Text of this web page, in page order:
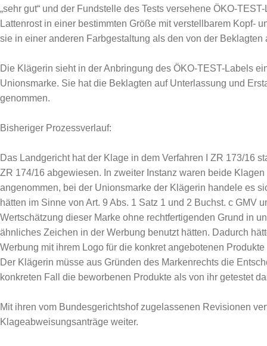
„sehr gut“ und der Fundstelle des Tests versehene ÖKO-
Lattenrost in einer bestimmten Größe mit verstellbarem Kopf-
sie in einer anderen Farbgestaltung als den von der Beklagten
Die Klägerin sieht in der Anbringung des ÖKO-TEST-Labels
Unionsmarke. Sie hat die Beklagten auf Unterlassung und
genommen.
Bisheriger Prozessverlauf:
Das Landgericht hat der Klage in dem Verfahren I ZR 173/16
ZR 174/16 abgewiesen. In zweiter Instanz waren beide
angenommen, bei der Unionsmarke der Klägerin handele es
hätten im Sinne von Art. 9 Abs. 1 Satz 1 und 2 Buchst. c GMV
Wertschätzung dieser Marke ohne rechtfertigenden Grund in
ähnliches Zeichen in der Werbung benutzt hätten. Dadurch
Werbung mit ihrem Logo für die konkret angebotenen
Der Klägerin müsse aus Gründen des Markenrechts die
konkreten Fall die beworbenen Produkte als von ihr getestet
Mit ihren vom Bundesgerichtshof zugelassenen Revisionen
Klageabweisungsanträge weiter.